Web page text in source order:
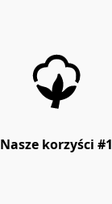
Nasze korzyści #1